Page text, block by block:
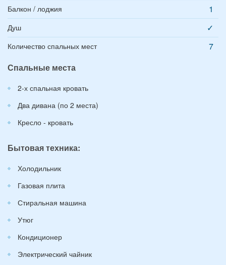
Балкон / лоджия 1
Душ ✓
Количество спальных мест
7
Спальные места
2-х спальная кровать
Два дивана (по 2 места)
Кресло - кровать
Бытовая техника:
Холодильник
Газовая плита
Стиральная машина
Утюг
Кондиционер
Электрический чайник